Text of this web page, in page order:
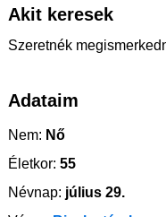
Akit keresek
Szeretnék
Adataim
Nem: Nő
Életkor: 55
Névnap: július 29.